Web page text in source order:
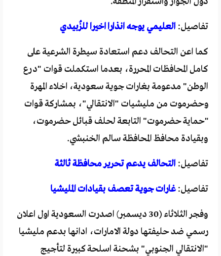
تفاصيل: العليمي يوجه انذارا اخيرا للزُبيدي
كما اعن التحالف دعم استعادة سيطرة الشرعية على
كامل المحافظات المحررة، بعدما استكملت قوات "درع
الوطن" مدعومة بغارات جوية سعودية، اخلاء المهرة
وحضرموت من مليشيات "الانتقالي"، بمشاركة قوات
"حماية حضرموت" التابعة لحلف قبائل حضرموت،
وبقيادة محافظ المحافظة سالم الخنبشي.
تفاصيل: التحالف يدعم تحرير محافظة ثالثة
تفاصيل:غارات جوية تعصف بقيادات المليشيا
وفجر الثلاثاء (30 ديسمبر) اصدرت السعودية اول اعلان
رسمي ضد حليفتها دولة الامارات، ادانها بدعم مليشيا
"الانتقالي الجنوبي" بشحنة اسلحة كبيرة لتأجيج